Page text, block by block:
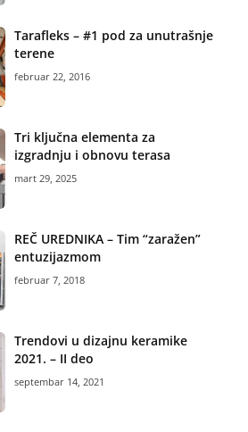
Tarafleks – #1 pod za unutrašnje
terene
februar 22, 2016
Tri ključna elementa za
izgradnju i obnovu terasa
mart 29, 2025
REČ UREDNIKA – Tim “zaražen”
entuzijazmom
februar 7, 2018
Trendovi u dizajnu keramike
2021. – II deo
septembar 14, 2021